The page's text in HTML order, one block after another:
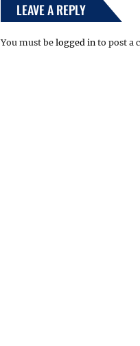
LEAVE A REPLY
You must be logged in to post a